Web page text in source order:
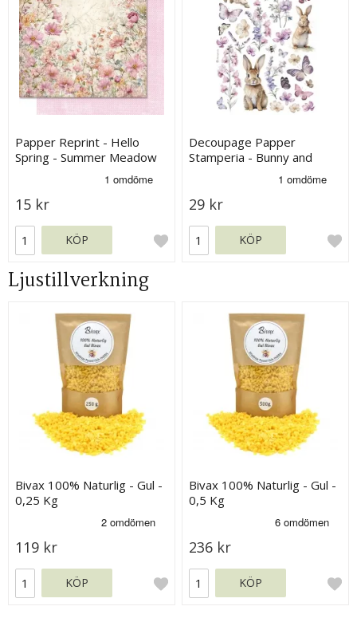
Papper Reprint - Hello
Spring - Summer Meadow
15 kr
KÖP
Decoupage Papper
Stamperia - Bunny and
29 kr
KÖP
Ljustillverkning
Bivax 100% Naturlig - Gul -
0,25 Kg
119 kr
KÖP
Bivax 100% Naturlig - Gul -
0,5 Kg
236 kr
KÖP